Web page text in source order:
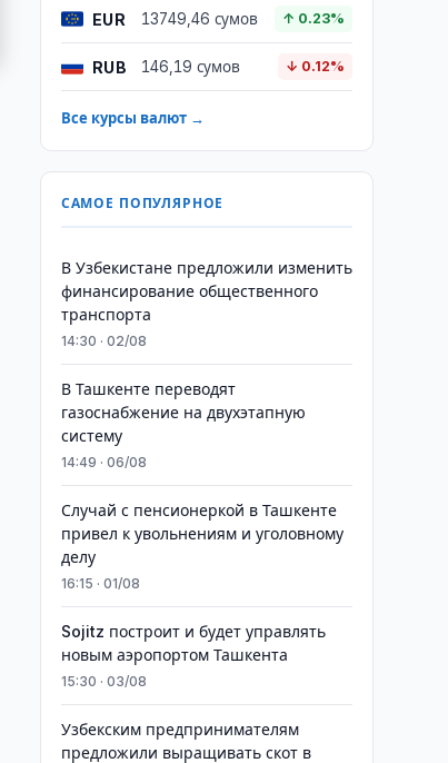
EUR 13749,46 сумов ↑ 0.23%
RUB 146,19 сумов ↓ 0.12%
Все курсы валют →
САМОЕ ПОПУЛЯРНОЕ
В Узбекистане предложили изменить
финансирование общественного
транспорта
14:30 · 02/08
В Ташкенте переводят
газоснабжение на двухэтапную
систему
14:49 · 06/08
Случай с пенсионеркой в Ташкенте
привел к увольнениям и уголовному
делу
16:15 · 01/08
Sojitz построит и будет управлять
новым аэропортом Ташкента
15:30 · 03/08
Узбекским предпринимателям
предложили выращивать скот в